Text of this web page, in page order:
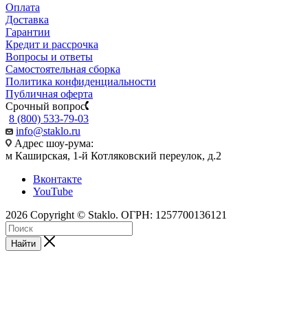
Оплата
Доставка
Гарантии
Кредит и рассрочка
Вопросы и ответы
Самостоятельная сборка
Политика конфиденциальности
Публичная оферта
Срочный вопрос
8 (800) 533-79-03
info@staklo.ru
Адрес шоу-рума:
м Каширская, 1-й Котляковский переулок, д.2
Вконтакте
YouTube
2026 Copyright © Staklo. ОГРН: 1257700136121
Найти